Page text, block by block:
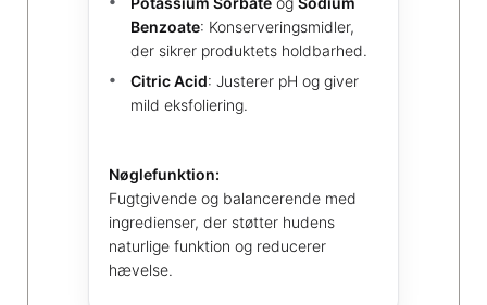
Benzoate: Konserveringsmidler,
der sikrer produktets holdbarhed.
Citric Acid: Justerer pH og giver
mild eksfoliering.
Nøglefunktion:
Fugtgivende og balancerende med
ingredienser, der støtter hudens
naturlige funktion og reducerer
hævelse.